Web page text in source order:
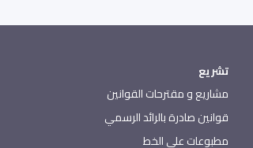
تشريع
مشاريع و مقترحات القوانين
قوانين صادرة بالرائد الرسمي
مطبوعات على الخط